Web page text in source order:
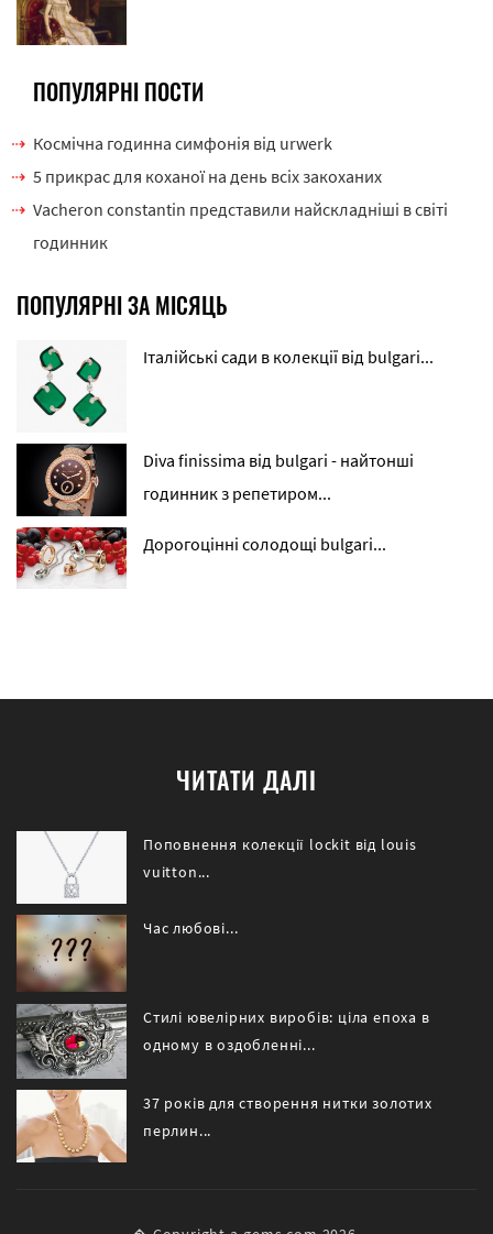
ПОПУЛЯРНІ ПОСТИ
Космічна годинна симфонія від urwerk
5 прикрас для коханої на день всіх закоханих
Vacheron constantin представили найскладніші в світі
годинник
ПОПУЛЯРНІ ЗА МІСЯЦЬ
Італійські сади в колекції від bulgari...
Diva finissima від bulgari - найтонші
годинник з репетиром...
Дорогоцінні солодощі bulgari...
ЧИТАТИ ДАЛІ
Поповнення колекції lockit від louis
vuitton...
Час любові...
Стилі ювелірних виробів: ціла епоха в
одному в оздобленні...
37 років для створення нитки золотих
перлин...